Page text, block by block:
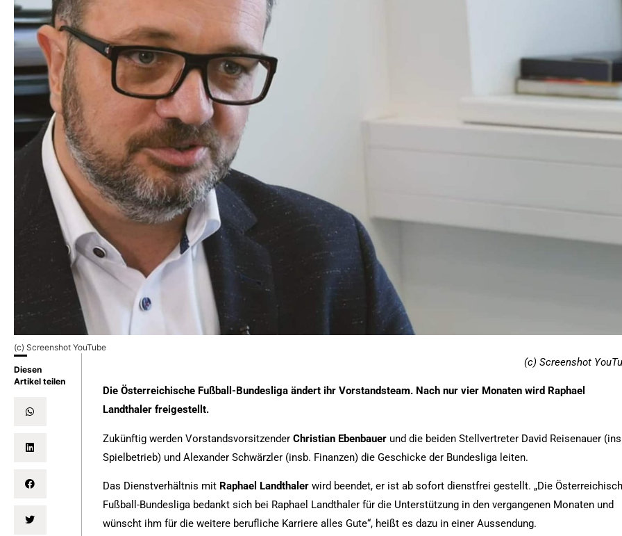
(c) Screenshot YouTube
Diesen
Artikel teilen
(c) Screenshot
Die Österreichische Fußball-Bundesliga ändert ihr Vorstandsteam. Nach nur vier Monaten wird Raphael
Landthaler freigestellt.
Zukünftig werden VorstandsvorsitzenderChristian Ebenbauer und die beiden Stellvertreter David Reisenauer
Spielbetrieb) und Alexander Schwärzler (insb. Finanzen) die Geschicke der Bundesliga leiten.
Das Dienstverhältnis mit Raphael Landthaler wird beendet, er ist ab sofort dienstfrei gestellt. „Die
Fußball-Bundesliga bedankt sich bei Raphael Landthaler für die Unterstützung in den vergangenen Monaten und
wünscht ihm für die weitere berufliche Karriere alles Gute“, heißt es dazu in einer Aussendung.